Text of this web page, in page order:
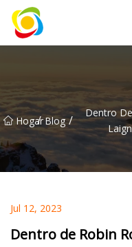
Hogar
/ Blog /
Dentro
Jul 12, 2023
Dentro de Robin